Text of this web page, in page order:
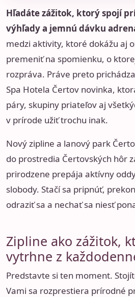
Hľadáte zážitok, ktorý spojí
výhľady a jemnú dávku
medzi aktivity, ktoré dokážu aj
premeniť na spomienku, o
rozpráva. Práve preto
Spa Hotela Čertov novinka,
páry, skupiny priateľov aj
v prírode užiť trochu inak.
Novýzipline a lanový park
do prostredia Čertovských hôr
prirodzene prepája aktívny
slobody. Stačí sa pripnúť,
odraziť sa a nechať sa niesť
Zipline ako zážitok,
vytrhne z
Predstavte si ten moment.
Vami sa rozprestiera prírodné